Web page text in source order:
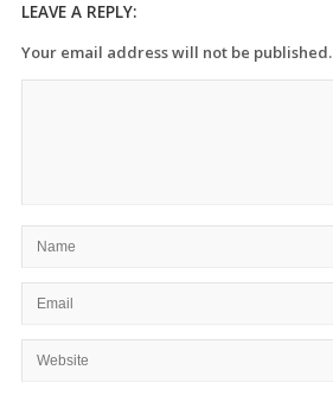
LEAVE A REPLY:
Your email address will not be published.